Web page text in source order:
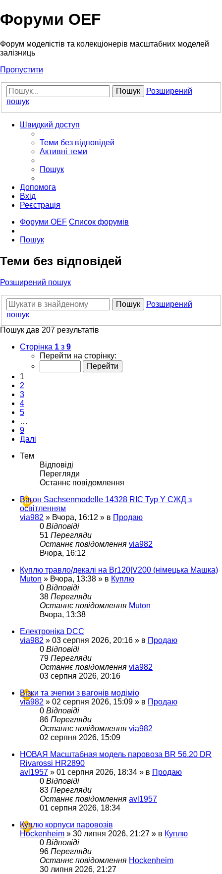
Форуми OEF
Форум моделістів та колекціонерів масштабних моделей
залізниць
Пропустити
Пошук
Розширений
пошук
Швидкий доступ
Теми без відповідей
Активні теми
Пошук
Допомога
Вхід
Реєстрація
Форуми OEF Список форумів
Пошук
Теми без відповідей
Розширений пошук
Пошук
Розширений
пошук
Пошук дав 207 результатів
Сторінка 1 з 9
Перейти на сторінку:
1
2
3
4
5
…
9
Далі
Тем
Відповіді
Перегляди
Останнє повідомлення
Вагон Sachsenmodelle 14328 RIC Typ Y СЖД з
освітленням
via982 » Вчора, 16:12 » в Продаю
0 Відповіді
51 Перегляди
Останнє повідомлення via982
Вчора, 16:12
Куплю травло/декалі на Br120|V200 (німецька Машка)
Muton » Вчора, 13:38 » в Куплю
0 Відповіді
38 Перегляди
Останнє повідомлення Muton
Вчора, 13:38
Електроніка DCC
via982 » 03 серпня 2026, 20:16 » в Продаю
0 Відповіді
79 Перегляди
Останнє повідомлення via982
03 серпня 2026, 20:16
Візки та зчепки з вагонів модіміо
via982 » 02 серпня 2026, 15:09 » в Продаю
0 Відповіді
86 Перегляди
Останнє повідомлення via982
02 серпня 2026, 15:09
НОВАЯ Масштабная модель паровоза BR 56.20 DR
Rivarossi HR2890
avl1957 » 01 серпня 2026, 18:34 » в Продаю
0 Відповіді
83 Перегляди
Останнє повідомлення avl1957
01 серпня 2026, 18:34
Куплю корпуси паровозів
Hockenheim » 30 липня 2026, 21:27 » в Куплю
0 Відповіді
96 Перегляди
Останнє повідомлення Hockenheim
30 липня 2026, 21:27